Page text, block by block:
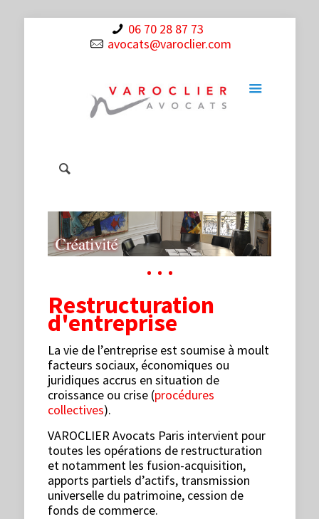
06 70 28 87 73
avocats@varoclier.com
Restructuration
d'entreprise
La vie de l’entreprise est soumise à moult
facteurs sociaux, économiques ou
juridiques accrus en situation de
croissance ou crise (procédures
collectives).
VAROCLIER Avocats Paris intervient pour
toutes les opérations de restructuration
et notamment les fusion-acquisition,
apports partiels d’actifs, transmission
universelle du patrimoine, cession de
fonds de commerce.